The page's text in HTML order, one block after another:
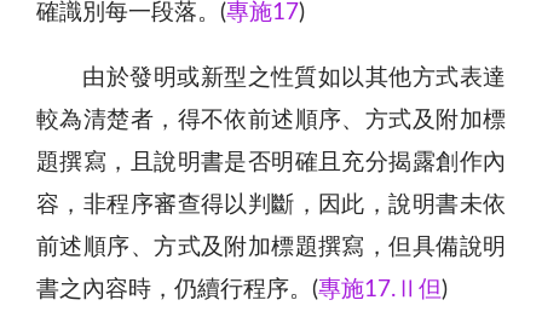
確識別每一段落。(專施17)
由於發明或新型之性質如以其他方式表達
較為清楚者，得不依前述順序、方式及附加標
題撰寫，且說明書是否明確且充分揭露創作內
容，非程序審查得以判斷，因此，說明書未依
前述順序、方式及附加標題撰寫，但具備說明
書之內容時，仍續行程序。(專施17.Ⅱ但)